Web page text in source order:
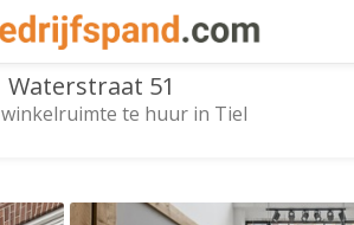
Waterstraat 51
winkelruimte te huur in Tiel